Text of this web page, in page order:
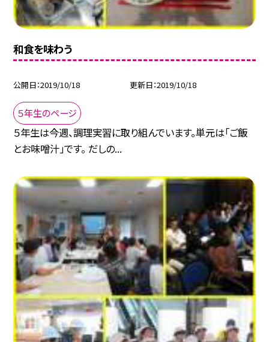
和食を味わう
公開日 2019/10/18 更新日 2019/10/18
５年生のページ
５年生は今週、調理実習に取り組んでいます。単元は「ご飯
とお味噌汁」です。 だしの...